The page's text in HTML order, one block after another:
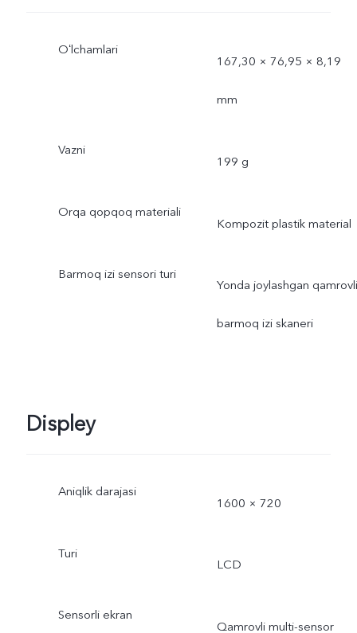
Oʻlchamlari
167,30 × 76,95 × 8,19
mm
Vazni
199 g
Orqa qopqoq materiali
Kompozit plastik material
Barmoq izi sensori turi
Yonda joylashgan qamrovli
barmoq izi skaneri
Displey
Aniqlik darajasi
1600 × 720
Turi
LCD
Sensorli ekran
Qamrovli multi-sensor